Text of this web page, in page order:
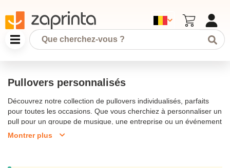
Pullovers personnalisés
Découvrez notre collection de pullovers individualisés, parfaits
pour toutes les occasions. Que vous cherchiez à personnaliser un
pull pour un groupe de musique, une entreprise ou un événement
spécial, nous proposons une large gamme de textiles de qualité,
incluant des modèles en coton bio et en laine mérinos. Avec nos
Montrer plus